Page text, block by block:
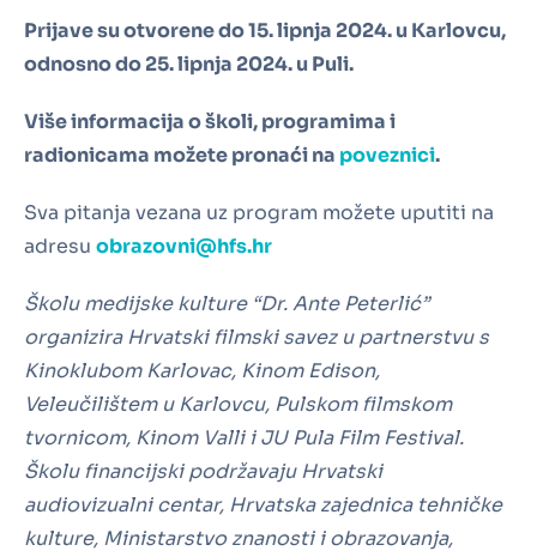
Prijave su otvorene do 15. lipnja 2024. u Karlovcu,
odnosno do 25. lipnja 2024. u Puli.
Više informacija o školi, programima i
radionicama možete pronaći na poveznici.
Sva pitanja vezana uz program možete uputiti na
adresu obrazovni@hfs.hr
Školu medijske kulture “Dr. Ante Peterlić”
organizira Hrvatski filmski savez u partnerstvu s
Kinoklubom Karlovac, Kinom Edison,
Veleučilištem u Karlovcu, Pulskom filmskom
tvornicom, Kinom Valli i JU Pula Film Festival.
Školu financijski podržavaju Hrvatski
audiovizualni centar, Hrvatska zajednica tehničke
kulture, Ministarstvo znanosti i obrazovanja,